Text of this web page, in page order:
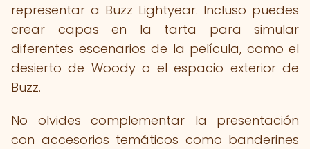
representar a Buzz Lightyear. Incluso puedes
crear capas en la tarta para simular
diferentes escenarios de la película, como el
desierto de Woody o el espacio exterior de
Buzz.
No olvides complementar la presentación
con accesorios temáticos como banderines